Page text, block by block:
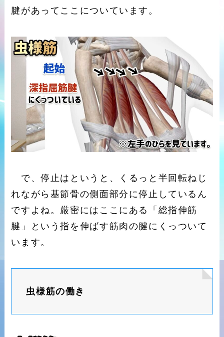
腱があってここについています。
で、停止はというと、くるっと半回転ねじ
れながら基節骨の側面部分に停止しているん
ですよね。厳密にはここにある「総指伸筋
腱」という指を伸ばす筋肉の腱にくっついて
います。
虫様筋の働き